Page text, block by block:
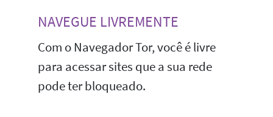
NAVEGUE LIVREMENTE
Com o Navegador Tor, você é livre
para acessar sites que a sua rede
pode ter bloqueado.